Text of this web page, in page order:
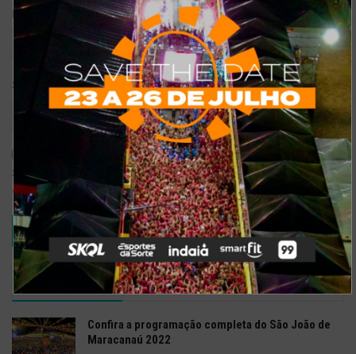
E-mail
Site
Salvar meus dados neste navegador para a próxima vez que eu
comentar.
TRENDING COMMENTS RECENTES
Confira a programação completa do São João de
Maracanaú 2022